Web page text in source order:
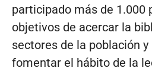
participado más de 1.000
objetivos de acercar la
sectores de la población
fomentar el hábito de la